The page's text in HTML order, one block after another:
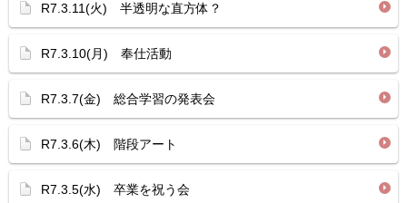
R7.3.11(火) 半透明な直方体？
R7.3.10(月) 奉仕活動
R7.3.7(金) 総合学習の発表会
R7.3.6(木) 階段アート
R7.3.5(水) 卒業を祝う会